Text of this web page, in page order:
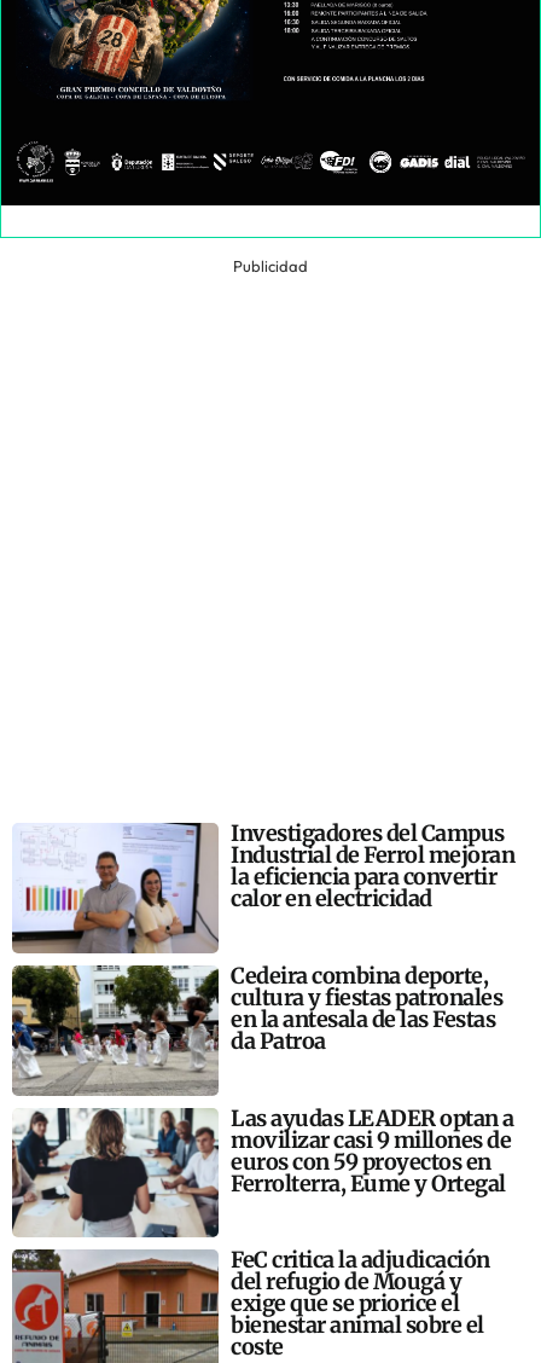
Publicidad
Investigadores del Campus
Industrial de Ferrol mejoran
la eficiencia para convertir
calor en electricidad
Cedeira combina deporte,
cultura y fiestas patronales
en la antesala de las Festas
da Patroa
Las ayudas LEADER optan a
movilizar casi 9 millones de
euros con 59 proyectos en
Ferrolterra, Eume y Ortegal
FeC critica la adjudicación
del refugio de Mougá y
exige que se priorice el
bienestar animal sobre el
coste